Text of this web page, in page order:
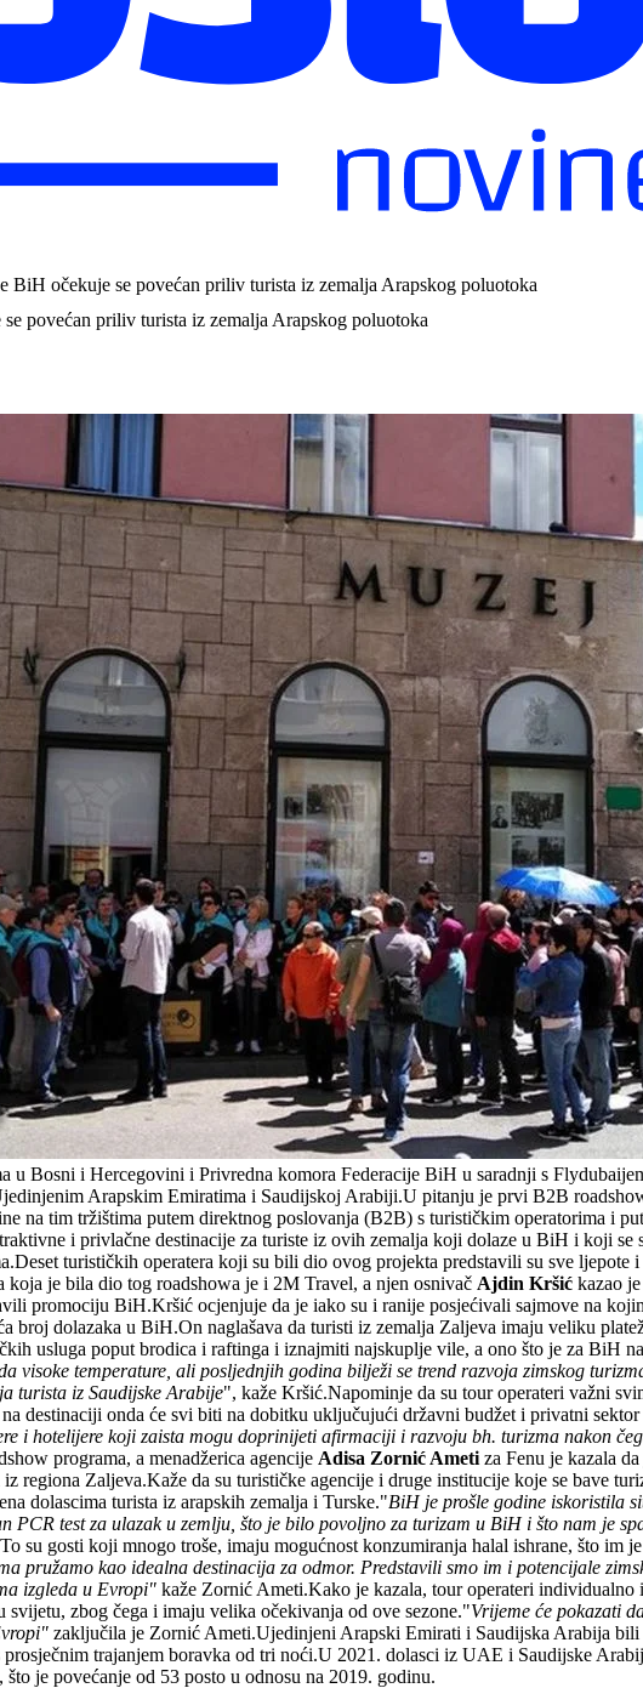
BiH očekuje se povećan priliv turista iz zemalja Arapskog poluotoka
povećan priliv turista iz zemalja Arapskog poluotoka
Bosni i Hercegovini i Privredna komora Federacije BiH u saradnji s
Arapskim Emiratima i Saudijskoj Arabiji.U pitanju je prvi B2B
na tim tržištima putem direktnog poslovanja (B2B) s turističkim operatorima i
i privlačne destinacije za turiste iz ovih zemalja koji dolaze u BiH i koji
turističkih operatera koji su bili dio ovog projekta predstavili su sve
koja je bila dio tog roadshowa je i 2M Travel, a njen osnivač Ajdin Kršić kazao
promociju BiH.Kršić ocjenjuje da je iako su i ranije posjećivali sajmove na
broj dolazaka u BiH.On naglašava da turisti iz zemalja Zaljeva imaju veliku
usluga poput brodica i raftinga i iznajmiti najskuplje vile, a ono što je za BiH
visoke temperature, ali posljednjih godina bilježi se trend razvoja zimskog
turista iz Saudijske Arabije", kaže Kršić.Napominje da su tour operateri važni
na destinaciji onda će svi biti na dobitku uključujući državni budžet i privatni
i hotelijere koji zaista mogu doprinijeti afirmaciji i razvoju bh. turizma nakon
programa, a menadžerica agencije Adisa Zornić Ameti za Fenu je kazala
regiona Zaljeva.Kaže da su turističke agencije i druge institucije koje se bave
dolascima turista iz arapskih zemalja i Turske."BiH je prošle godine iskoristila
test za ulazak u zemlju, što je bilo povoljno za turizam u BiH i što nam je
su gosti koji mnogo troše, imaju mogućnost konzumiranja halal ishrane, što
pružamo kao idealna destinacija za odmor. Predstavili smo im i potencijale
izgleda u Evropi" kaže Zornić Ameti.Kako je kazala, tour operateri
zbog čega i imaju velika očekivanja od ove sezone."Vrijeme će pokazati
zaključila je Zornić Ameti.Ujedinjeni Arapski Emirati i Saudijska Arabija
trajanjem boravka od tri noći.U 2021. dolasci iz UAE i Saudijske
je povećanje od 53 posto u odnosu na 2019. godinu.